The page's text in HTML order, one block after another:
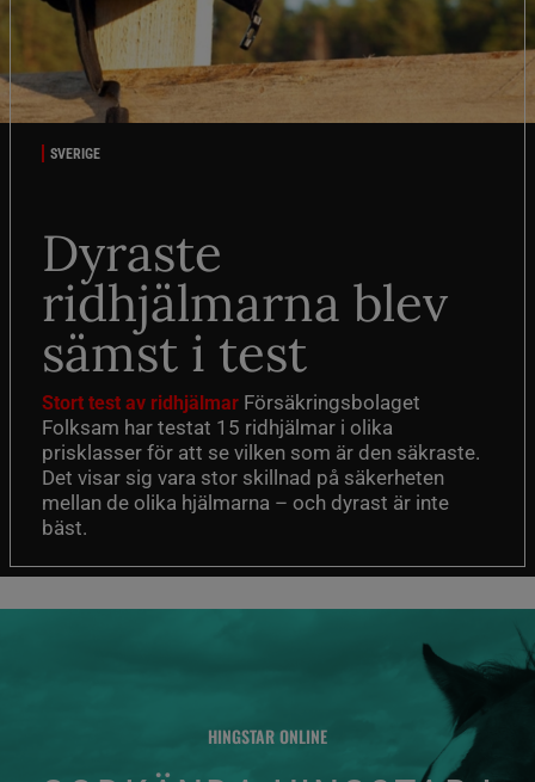
SVERIGE
Dyraste
ridhjälmarna blev
sämst i test
Stort test av ridhjälmar Försäkringsbolaget
Folksam har testat 15 ridhjälmar i olika
prisklasser för att se vilken som är den säkraste.
Det visar sig vara stor skillnad på säkerheten
mellan de olika hjälmarna – och dyrast är inte
bäst.
HINGSTAR ONLINE